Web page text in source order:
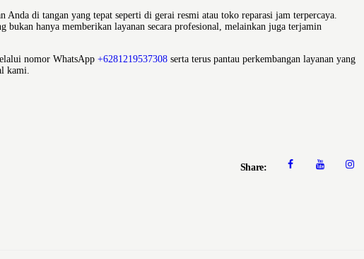
Anda di tangan yang tepat seperti di gerai resmi atau toko reparasi jam terpercaya.
bukan hanya memberikan layanan secara profesional, melainkan juga terjamin
nomor WhatsApp +6281219537308 serta terus pantau perkembangan layanan yang
kami.
Share: